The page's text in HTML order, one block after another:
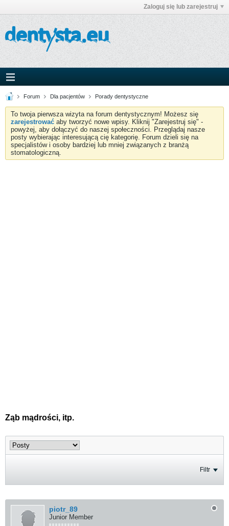
Zaloguj się lub zarejestruj
Forum Dla pacjentów Porady dentystyczne
To twoja pierwsza wizyta na forum dentystycznym! Możesz się
zarejestrować aby tworzyć nowe wpisy. Kliknij "Zarejestruj się" -
powyżej, aby dołączyć do naszej społeczności. Przeglądaj nasze
posty wybierając interesującą cię kategorię. Forum dzieli się na
specjalistów i osoby bardziej lub mniej związanych z branżą
stomatologiczną.
Ząb mądrości, itp.
Filtr
piotr_89
Junior Member